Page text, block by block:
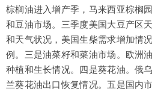
棕榈油进入增产季，马来西亚棕榈
和豆油市场。三季度美国大豆产区
和天气状况，美国生柴需求增加情
例。三是油菜籽和菜油市场。欧洲
种植和生长情况。四是葵花油。俄
兰葵花油出口恢复情况。五是国内